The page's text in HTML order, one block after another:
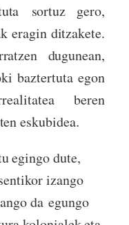
sortuz gero,
eragin ditzakete.
dugunean,
baztertuta egon
beren
eskubidea.
egingo dute,
izango
da egungo